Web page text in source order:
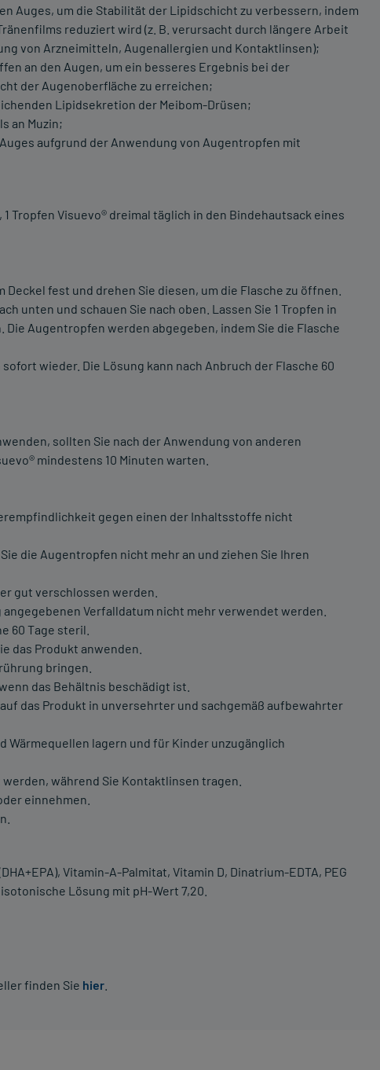
Auges, um die Stabilität der Lipidschicht zu verbessern, indem
reduziert wird (z. B. verursacht durch längere Arbeit
von Arzneimitteln, Augenallergien und Kontaktlinsen);
an den Augen, um ein besseres Ergebnis bei der
der Augenoberfläche zu erreichen;
Lipidsekretion der Meibom-Drüsen;
an Muzin;
aufgrund der Anwendung von Augentropfen mit
Tropfen Visuevo® dreimal täglich in den Bindehautsack eines
fest und drehen Sie diesen, um die Flasche zu öffnen.
unten und schauen Sie nach oben. Lassen Sie 1 Tropfen in
Augentropfen werden abgegeben, indem Sie die Flasche
wieder. Die Lösung kann nach Anbruch der Flasche 60
sollten Sie nach der Anwendung von anderen
mindestens 10 Minuten warten.
gegen einen der Inhaltsstoffe nicht
die Augentropfen nicht mehr an und ziehen Sie Ihren
gut verschlossen werden.
angegebenen Verfalldatum nicht mehr verwendet werden.
60 Tage steril.
das Produkt anwenden.
bringen.
das Behältnis beschädigt ist.
das Produkt in unversehrter und sachgemäß aufbewahrter
Wärmequellen lagern und für Kinder unzugänglich
während Sie Kontaktlinsen tragen.
einnehmen.
Vitamin-A-Palmitat, Vitamin D, Dinatrium-EDTA, PEG
Lösung mit pH-Wert 7,20.
finden Sie hier